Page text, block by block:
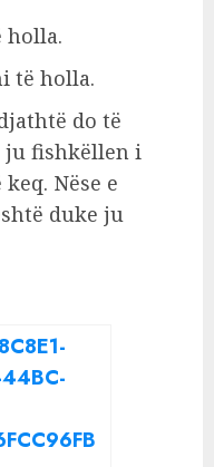
holla.
të holla.
do të
ju fishkëllen i
Nëse e
duke ju